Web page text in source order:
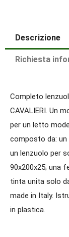
Descrizione
Richiesta
Completo
CAVALIERI. Un
per un letto
composto da: un
un lenzuolo per
90x200x25; una
tinta unita solo
made in Italy.
in plastica.